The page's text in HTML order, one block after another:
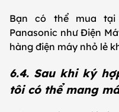
Bạn có thể mua
Panasonic như Điện
hàng điện máy nhỏ lẻ
6.4. Sau khi ký
tôi có thể mang